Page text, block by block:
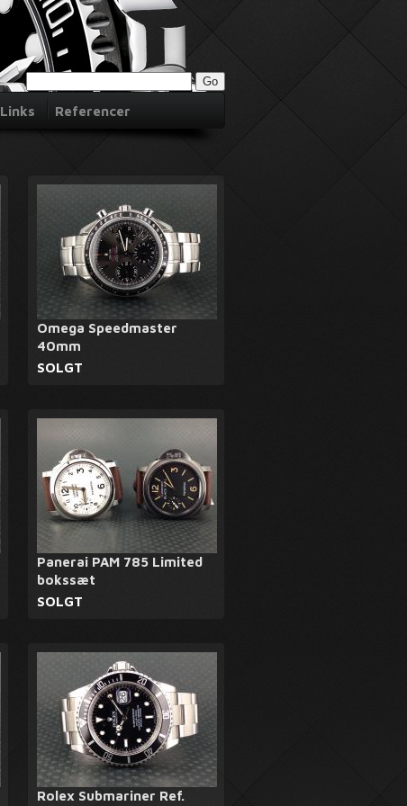
Links Referencer
Omega Speedmaster
40mm
SOLGT
Panerai PAM 785 Limited
bokssæt
SOLGT
Rolex Submariner Ref.